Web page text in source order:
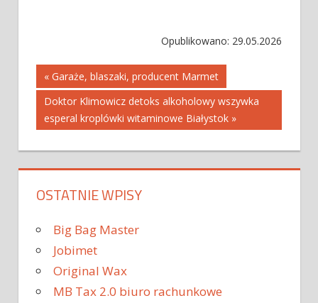
Opublikowano: 29.05.2026
Nawigacja
wpisu
« Garaże, blaszaki, producent Marmet
Doktor Klimowicz detoks alkoholowy wszywka
esperal kroplówki witaminowe Białystok »
OSTATNIE WPISY
Big Bag Master
Jobimet
Original Wax
MB Tax 2.0 biuro rachunkowe